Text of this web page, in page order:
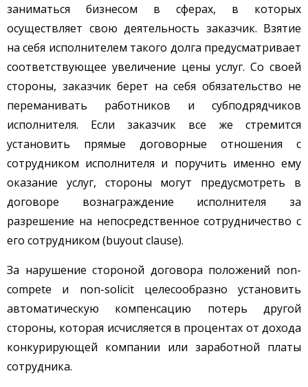
заниматься бизнесом в сферах, в которых
осуществляет свою деятельность заказчик. Взятие
на себя исполнителем такого долга предусматривает
соответствующее увеличение цены услуг. Со своей
стороны, заказчик берет на себя обязательство не
переманивать работников и субподрядчиков
исполнителя. Если заказчик все же стремится
установить прямые договорные отношения с
сотрудником исполнителя и поручить именно ему
оказание услуг, стороны могут предусмотреть в
договоре вознаграждение исполнителя за
разрешение на непосредственное сотрудничество с
его сотрудником (buyout clause).
За нарушение стороной договора положений non-
compete и non-solicit целесообразно установить
автоматическую компенсацию потерь другой
стороны, которая исчисляется в процентах от дохода
конкурирующей компании или заработной платы
сотрудника.